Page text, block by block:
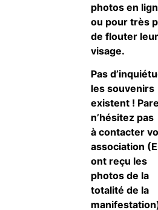
photos en
ou pour très
de flouter leur
visage.
Pas
les souvenirs
existent !
n’hésitez pas
à contacter
association
ont reçu les
photos de la
totalité de la